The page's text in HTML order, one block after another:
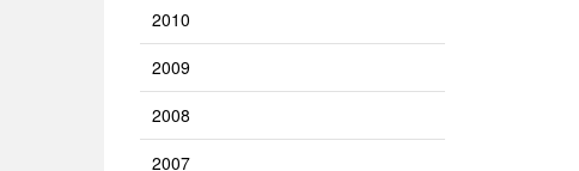
2010
2009
2008
2007